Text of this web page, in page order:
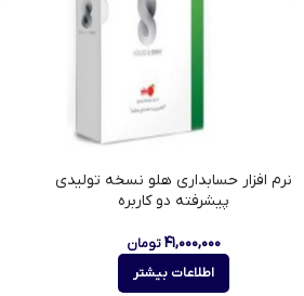
نرم افزار حسابداری هلو نسخه تولیدی
پیشرفته دو کاربره
۴۱,۰۰۰,۰۰۰ تومان
اطلاعات بیشتر